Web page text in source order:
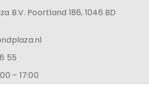
B.V. Poortland 186, 1046 BD
55
– 17:00